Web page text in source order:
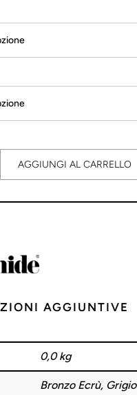
AGGIUNGI AL CARRELLO
AGGIUNTIVE
0,0 kg
Bronzo Ecrù, Grigio